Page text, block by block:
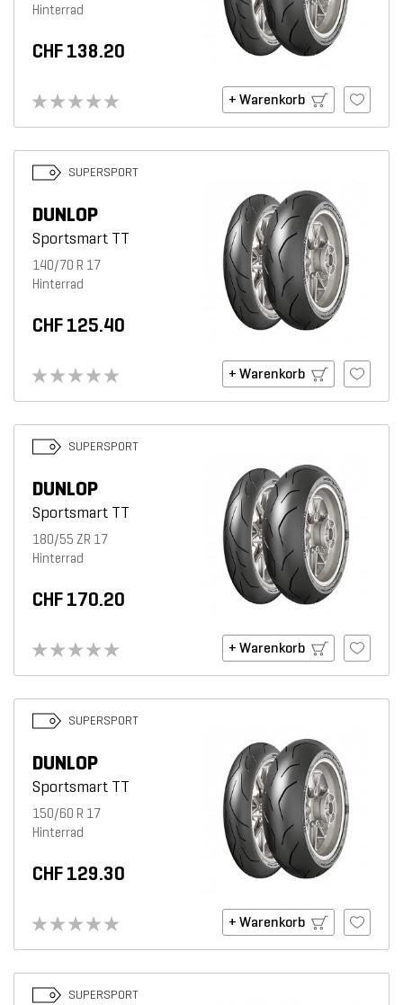
Hinterrad
CHF 138.20
+ Warenkorb
SUPERSPORT
DUNLOP
Sportsmart TT
140/70 R 17
Hinterrad
CHF 125.40
+ Warenkorb
SUPERSPORT
DUNLOP
Sportsmart TT
180/55 ZR 17
Hinterrad
CHF 170.20
+ Warenkorb
SUPERSPORT
DUNLOP
Sportsmart TT
150/60 R 17
Hinterrad
CHF 129.30
+ Warenkorb
SUPERSPORT